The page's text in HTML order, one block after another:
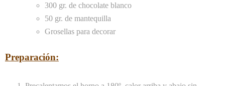
300 gr. de chocolate blanco
50 gr. de mantequilla
Grosellas para decorar
Preparación: